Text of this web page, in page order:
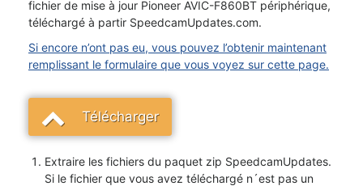
fichier de mise à jour Pioneer AVIC-F860BT périphérique,
téléchargé à partir SpeedcamUpdates.com.
Si encore n’ont pas eu, vous pouvez l’obtenir maintenant
remplissant le formulaire que vous voyez sur cette page.
Télécharger
Extraire les fichiers du paquet zip SpeedcamUpdates.
Si le fichier que vous avez téléchargé n´est pas un